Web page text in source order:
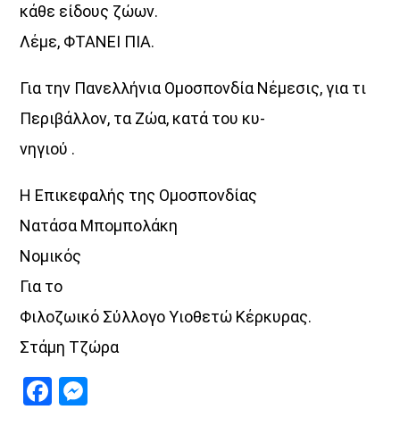
κάθε είδους ζώων.
Λέμε, ΦΤΑΝΕΙ ΠΙΑ.
Για την Πανελλήνια Ομοσπονδία Νέμεσις, για τι
Περιβάλλον, τα Ζώα, κατά του κυ-
νηγιού .
Η Επικεφαλής της Ομοσπονδίας
Νατάσα Μπομπολάκη
Νομικός
Για το
Φιλοζωικό Σύλλογο Υιοθετώ Κέρκυρας.
Στάμη Τζώρα
Facebook